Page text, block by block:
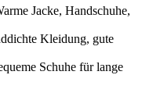
Jacke, Handschuhe,
Kleidung, gute
Schuhe für lange